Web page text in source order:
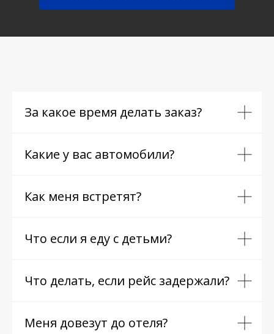
За какое время делать заказ?
Какие у вас автомобили?
Как меня встретят?
Что если я еду с детьми?
Что делать, если рейс задержали?
Меня довезут до отеля?